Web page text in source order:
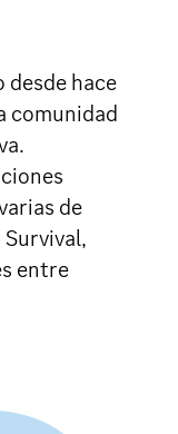
hace
comunidad
de
entre